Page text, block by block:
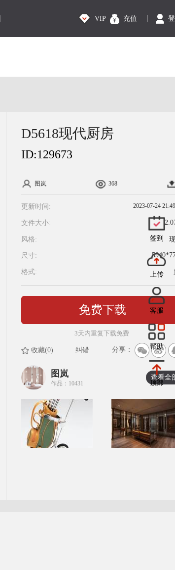
VIP 充值
签到
上传
客服
帮助
顶部
D5618现代厨房
ID:129673
图岚 368
更新时间: 2023-07-24
文件大小:
风格:
尺寸:
格式:
免费下载
3天内重复下载免费
收藏(0) 纠错 分享：
图岚
作品：10431
查看全